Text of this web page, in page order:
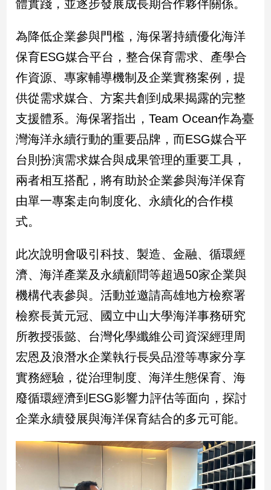
寵
Pet
影
音
專
區
合
作
媒
體
投
稿
專
區
【我
的
觀
點】
體實踐，並逐步發展成長期合作夥伴關係。
為降低企業參與門檻，海保署持續優化海洋
保育ESG媒合平台，整合保育需求、產學合
作資源、專家輔導機制及企業實務案例，提
供從需求媒合、方案共創到成果揭露的完整
支援體系。海保署指出，Team Ocean作為臺
灣海洋永續行動的重要品牌，而ESG媒合平
台則扮演需求媒合與成果管理的重要工具，
兩者相互搭配，將有助於企業參與海洋保育
由單一專案走向制度化、永續化的合作模
式。
此次說明會吸引科技、製造、金融、循環經
濟、海洋產業及永續顧問等超過50家企業與
機構代表參與。活動並邀請高雄地方檢察署
檢察長黃元冠、國立中山大學海洋事務研究
所教授張懿、台灣化學纖維公司資深經理周
宏恩及浪潛水企業執行長吳品澄等專家分享
實務經驗，從治理制度、海洋生態保育、海
廢循環經濟到ESG影響力評估等面向，探討
企業永續發展與海洋保育結合的多元可能。